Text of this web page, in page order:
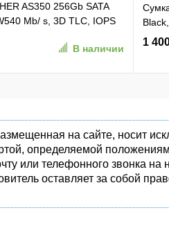
AS350 256Gb SATA
Mb/ s, 3D TLC, IOPS
180TBW,
В наличии
1
на сайте, носит
определяемой
или телефонного звонка
оставляет за собой